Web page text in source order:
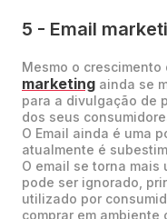
5 - Email
Mesmo o
marketing ainda se
para a divulgação de
dos seus
O Email ainda é uma
atualmente é
O email se torna mais
pode ser ignorado,
utilizado por
comprar em ambiente